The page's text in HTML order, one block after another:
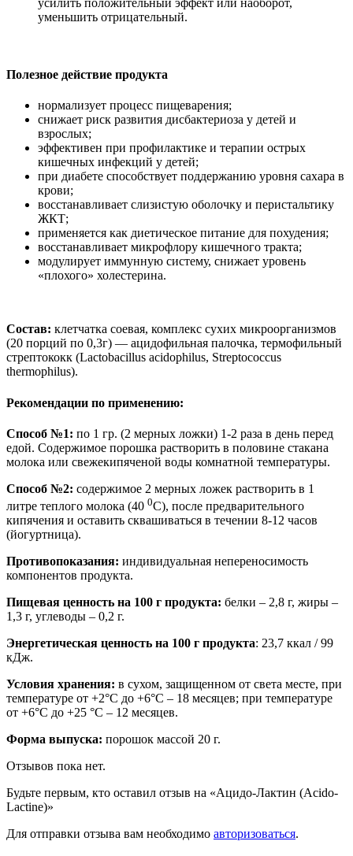
уменьшить отрицательный.
Полезное действие продукта
нормализует процесс пищеварения;
снижает риск развития дисбактериоза у детей и
взрослых;
эффективен при профилактике и терапии острых
кишечных инфекций у детей;
при диабете способствует поддержанию уровня сахара в
крови;
восстанавливает слизистую оболочку и перистальтику
ЖКТ;
применяется как диетическое питание для похудения;
восстанавливает микрофлору кишечного тракта;
модулирует иммунную систему, снижает уровень
«плохого» холестерина.
Состав: клетчатка соевая, комплекс сухих микроорганизмов
(20 порций по 0,3г) — ацидофильная палочка, термофильный
стрептококк (Lactobacillus acidophilus, Streptococcus
thermophilus).
Рекомендации по применению:
Способ №1: по 1 гр. (2 мерных ложки) 1-2 раза в день перед
едой. Содержимое порошка растворить в половине стакана
молока или свежекипяченой воды комнатной температуры.
Способ №2: содержимое 2 мерных ложек растворить в 1
литре теплого молока (40 0С), после предварительного
кипячения и оставить сквашиваться в течении 8-12 часов
(йогуртница).
Противопоказания: индивидуальная непереносимость
компонентов продукта.
Пищевая ценность на 100 г продукта: белки – 2,8 г, жиры –
1,3 г, углеводы – 0,2 г.
Энергетическая ценность на 100 г продукта: 23,7 ккал / 99
кДж.
Условия хранения: в сухом, защищенном от света месте, при
температуре от +2°С до +6°С – 18 месяцев; при температуре
от +6°С до +25 °С – 12 месяцев.
Форма выпуска: порошок массой 20 г.
Отзывов пока нет.
Будьте первым, кто оставил отзыв на «Ацидо-Лактин (Acido-
Lactine)»
Для отправки отзыва вам необходимо авторизоваться.